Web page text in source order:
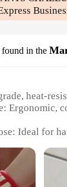
found in the
heat-
Ergonomic,
Ideal for
Property:
Weight or